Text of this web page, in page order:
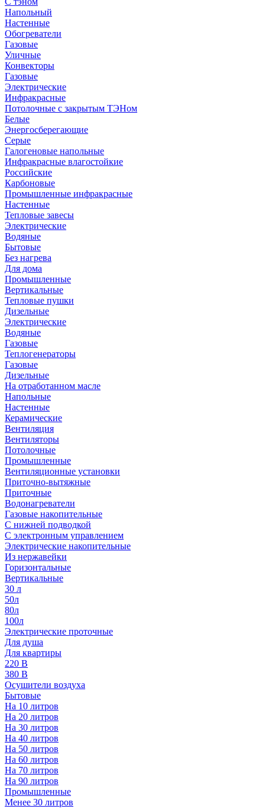
Напольный
Настенные
Обогреватели
Газовые
Уличные
Конвекторы
Газовые
Электрические
Инфракрасные
Потолочные с закрытым ТЭНом
Белые
Энергосберегающие
Серые
Галогеновые напольные
Инфракрасные влагостойкие
Российские
Карбоновые
Промышленные инфракрасные
Настенные
Тепловые завесы
Электрические
Водяные
Бытовые
Без нагрева
Для дома
Промышленные
Вертикальные
Тепловые пушки
Дизельные
Электрические
Водяные
Газовые
Теплогенераторы
Газовые
Дизельные
На отработанном масле
Напольные
Настенные
Керамические
Вентиляция
Вентиляторы
Потолочные
Промышленные
Вентиляционные установки
Приточно-вытяжные
Приточные
Водонагреватели
Газовые накопительные
С нижней подводкой
С электронным управлением
Электрические накопительные
Из нержавейки
Горизонтальные
Вертикальные
30 л
50л
80л
100л
Электрические проточные
Для душа
Для квартиры
220 В
380 В
Осушители воздуха
Бытовые
На 10 литров
На 20 литров
На 30 литров
На 40 литров
На 50 литров
На 60 литров
На 70 литров
На 90 литров
Промышленные
Менее 30 литров